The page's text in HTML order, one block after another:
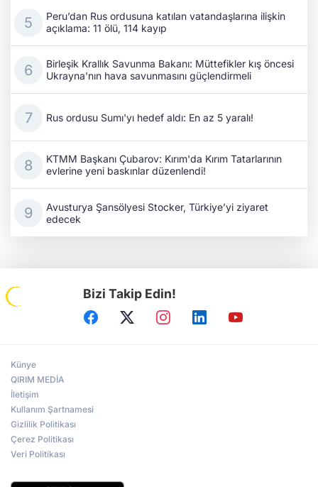
Peru’dan Rus ordusuna katılan vatandaşlarına ilişkin
açıklama: 11 ölü, 114 kayıp
Birleşik Krallık Savunma Bakanı: Müttefikler kış öncesi
Ukrayna'nın hava savunmasını güçlendirmeli
Rus ordusu Sumı'yı hedef aldı: En az 5 yaralı!
KTMM Başkanı Çubarov: Kırım'da Kırım Tatarlarının
evlerine yeni baskınlar düzenlendi!
Avusturya Şansölyesi Stocker, Türkiye’yi ziyaret
edecek
Bizi Takip Edin!
Künye
QIRIM MEDİA
İletişim
Kullanım Şartnamesi
Gizlilik Politikası
Çerez Politikası
Veri Politikası